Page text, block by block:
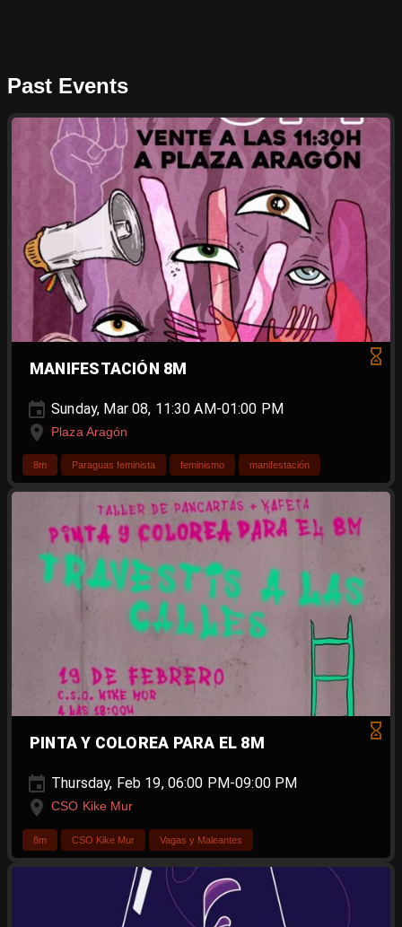
Past Events
MANIFESTACIÓN 8M
Sunday, Mar 08, 11:30 AM-01:00 PM
Plaza Aragón
8m Paraguas feminista feminismo manifestación
PINTA Y COLOREA PARA EL 8M
Thursday, Feb 19, 06:00 PM-09:00 PM
CSO Kike Mur
8m CSO Kike Mur Vagas y Maleantes